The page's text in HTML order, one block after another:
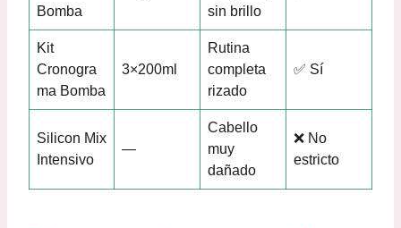
Bomba
sin brillo
Kit
Cronogra
ma Bomba
3×200ml
Rutina
completa
rizado
✅ Sí
Silicon Mix
Intensivo
—
Cabello
muy
dañado
❌ No
estricto